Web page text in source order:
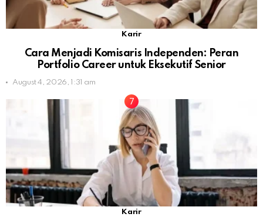
Karir
Cara Menjadi Komisaris Independen: Peran
Portfolio Career untuk Eksekutif Senior
August 4, 2026, 1:31 am
Karir